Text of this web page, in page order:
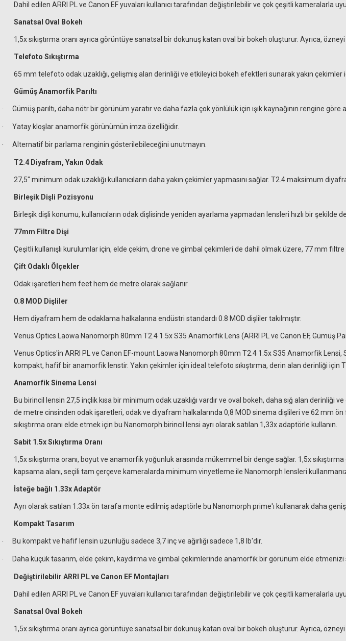
Dahil edilen ARRI PL ve Canon EF yuvaları kullanıcı tarafından değiştirilebilir ve çok çeşitli kameralarla
Sanatsal Oval Bokeh
1,5x sıkıştırma oranı ayrıca görüntüye sanatsal bir dokunuş katan oval bir bokeh oluşturur. Ayrıca,
Telefoto Sıkıştırma
65 mm telefoto odak uzaklığı, gelişmiş alan derinliği ve etkileyici bokeh efektleri sunarak yakın çekimler
Gümüş Anamorfik Parıltı
· Gümüş parıltı, daha nötr bir görünüm yaratır ve daha fazla çok yönlülük için ışık kaynağının rengine göre
· Yatay kloşlar anamorfik görünümün imza özelliğidir.
· Alternatif bir parlama renginin gösterilebileceğini unutmayın.
T2.4 Diyafram, Yakın Odak
27,5" minimum odak uzaklığı kullanıcıların daha yakın çekimler yapmasını sağlar. T2.4 maksimum
Birleşik Dişli Pozisyonu
Birleşik dişli konumu, kullanıcıların odak dişlisinde yeniden ayarlama yapmadan lensleri hızlı bir şekilde
77mm Filtre Dişi
Çeşitli kullanışlı kurulumlar için, elde çekim, drone ve gimbal çekimleri de dahil olmak üzere, 77 mm
Çift Odaklı Ölçekler
Odak işaretleri hem feet hem de metre olarak sağlanır.
0.8 MOD Dişliler
Hem diyafram hem de odaklama halkalarına endüstri standardı 0.8 MOD dişliler takılmıştır.
Venus Optics Laowa Nanomorph 80mm T2.4 1.5x S35 Anamorfik Lens (ARRI PL ve Canon EF, Gümüş
Venus Optics'in ARRI PL ve Canon EF-mount Laowa Nanomorph 80mm T2.4 1.5x S35 Anamorfik
kompakt, hafif bir anamorfik lenstir. Yakın çekimler için ideal telefoto sıkıştırma, derin alan derinliği için
Anamorfik Sinema Lensi
Bu birincil lensin 27,5 inçlik kısa bir minimum odak uzaklığı vardır ve oval bokeh, daha sığ alan
de metre cinsinden odak işaretleri, odak ve diyafram halkalarında 0,8 MOD sinema dişlileri ve 62 mm ön
sıkıştırma oranı elde etmek için bu Nanomorph birincil lensi ayrı olarak satılan 1,33x adaptörle kullanın.
Sabit 1.5x Sıkıştırma Oranı
1,5x sıkıştırma oranı, boyut ve anamorfik yoğunluk arasında mükemmel bir denge sağlar. 1,5x
kapsama alanı, seçili tam çerçeve kameralarda minimum vinyetleme ile Nanomorph lensleri
İsteğe bağlı 1.33x Adaptör
Ayrı olarak satılan 1.33x ön tarafa monte edilmiş adaptörle bu Nanomorph prime'ı kullanarak daha geniş
Kompakt Tasarım
· Bu kompakt ve hafif lensin uzunluğu sadece 3,7 inç ve ağırlığı sadece 1,8 lb'dir.
· Daha küçük tasarım, elde çekim, kaydırma ve gimbal çekimlerinde anamorfik bir görünüm elde etmenizi
Değiştirilebilir ARRI PL ve Canon EF Montajları
Dahil edilen ARRI PL ve Canon EF yuvaları kullanıcı tarafından değiştirilebilir ve çok çeşitli kameralarla
Sanatsal Oval Bokeh
1,5x sıkıştırma oranı ayrıca görüntüye sanatsal bir dokunuş katan oval bir bokeh oluşturur. Ayrıca,